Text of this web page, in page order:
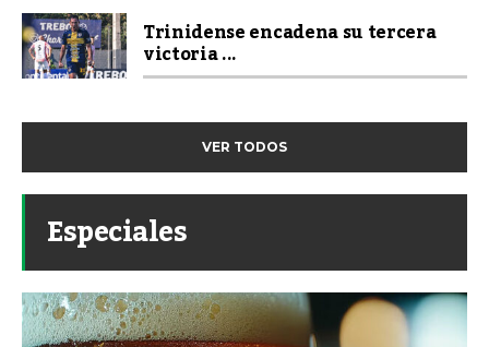
Trinidense encadena su tercera
victoria ...
VER TODOS
Especiales